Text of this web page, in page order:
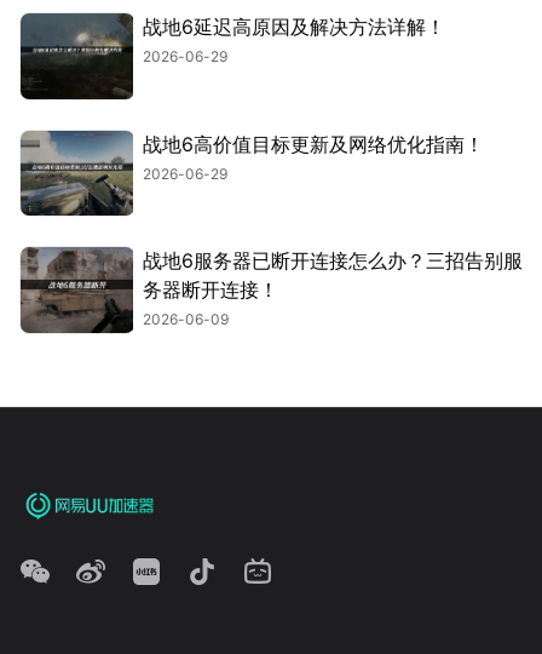
战地6延迟高原因及解决方法详解！
2026-06-29
战地6高价值目标更新及网络优化指南！
2026-06-29
战地6服务器已断开连接怎么办？三招告别服
务器断开连接！
2026-06-09